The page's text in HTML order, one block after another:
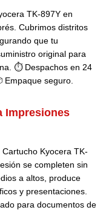
TK-897Y en
Cubrimos distritos
que tu
original para
⏱️ Despachos en 24
seguro.
Impresiones
Kyocera TK-
se completen sin
a altos, produce
y presentaciones.
para documentos de